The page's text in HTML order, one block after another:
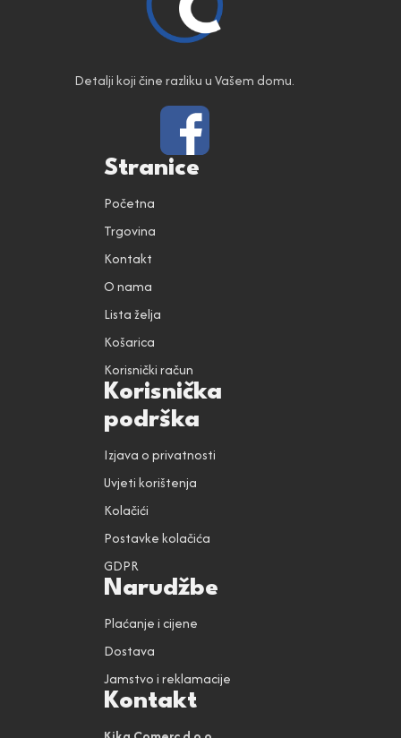
Detalji koji čine razliku u Vašem domu.
Stranice
Početna
Trgovina
Kontakt
O nama
Lista želja
Košarica
Korisnički račun
Korisnička
podrška
Izjava o privatnosti
Uvjeti korištenja
Kolačići
Postavke kolačića
GDPR
Narudžbe
Plaćanje i cijene
Dostava
Jamstvo i reklamacije
Kontakt